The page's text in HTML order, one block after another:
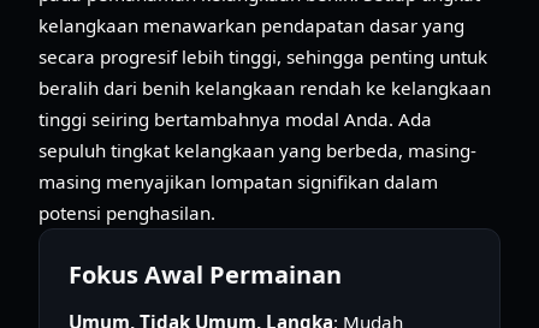
kelangkaan menawarkan pendapatan dasar yang
secara progresif lebih tinggi, sehingga penting untuk
beralih dari benih kelangkaan rendah ke kelangkaan
tinggi seiring bertambahnya modal Anda. Ada
sepuluh tingkat kelangkaan yang berbeda, masing-
masing menyajikan lompatan signifikan dalam
potensi penghasilan.
Fokus Awal Permainan
Umum, Tidak Umum, Langka: Mudah